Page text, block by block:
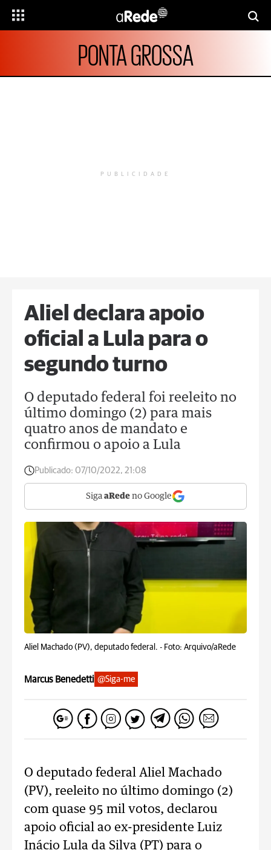
PONTA GROSSA
PUBLICIDADE
Aliel declara apoio
oficial a Lula para o
segundo turno
O deputado federal foi reeleito no
último domingo (2) para mais
quatro anos de mandato e
confirmou o apoio a Lula
Publicado: 07/10/2022, 21:08
Siga aRede no Google
Aliel Machado (PV), deputado federal. - Foto: Arquivo/aRede
Marcus Benedetti @Siga-me
O deputado federal Aliel Machado
(PV), reeleito no último domingo (2)
com quase 95 mil votos, declarou
apoio oficial ao ex-presidente Luiz
Inácio Lula da Silva (PT) para o